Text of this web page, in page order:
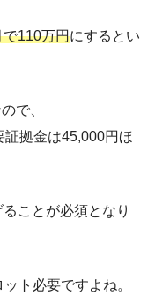
110万円にするとい
で、
証拠金は45,000円ほ
ことが必須となり
ト必要ですよね。